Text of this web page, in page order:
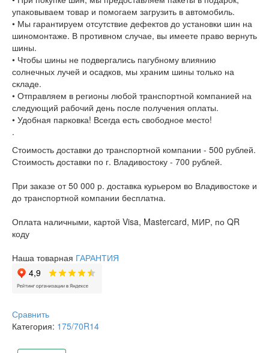
упаковываем товар и помогаем загрузить в автомобиль.
• Мы гарантируем отсутствие дефектов до установки шин на
шиномонтаже. В противном случае, вы имеете право вернуть
шины.
• Чтобы шины не подвергались пагубному влиянию
солнечных лучей и осадков, мы храним шины только на
складе.
• Отправляем в регионы любой транспортной компанией на
следующий рабочий день после получения оплаты.
• Удобная парковка! Всегда есть свободное место!
.
Стоимость доставки до транспортной компании - 500 рублей.
Стоимость доставки по г. Владивостоку - 700 рублей.
При заказе от 50 000 р. доставка курьером во Владивостоке и
до транспортной компании бесплатна.
Оплата наличными, картой Visa, Mastercard, МИР, по QR
коду
Наша товарная ГАРАНТИЯ
Сравнить
Категория: 175/70R14